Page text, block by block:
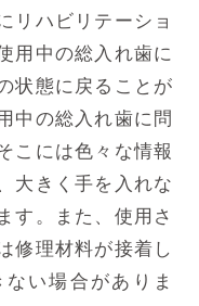
リハビリテーショ
用中の総入れ歯に
状態に戻ることが
中の総入れ歯に問
こには色々な情報
大きく手を入れな
す。また、使用さ
修理材料が接着し
い場合がありま